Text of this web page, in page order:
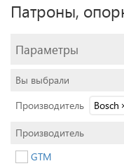
Патроны,
Параметры
Вы выбрали
Производитель
Bosch
Производитель
GTM